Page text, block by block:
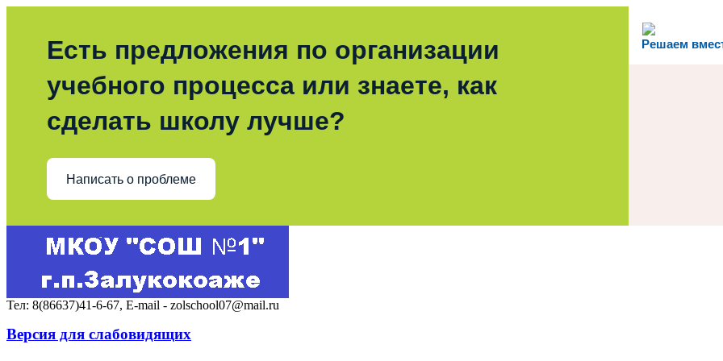
Решаем
Есть предложения по организации
учебного процесса или знаете, как
сделать школу лучше?
Написать о проблеме
Тел: 8(86637)41-6-67, E-mail - zolschool07@mail.ru
Версия для слабовидящих